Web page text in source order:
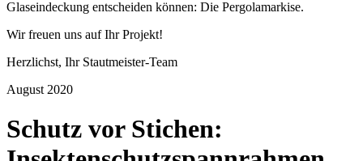
Glaseindeckung entscheiden können: Die Pergolamarkise.
Wir freuen uns auf Ihr Projekt!
Herzlichst, Ihr Stautmeister-Team
August 2020
Schutz vor Stichen: